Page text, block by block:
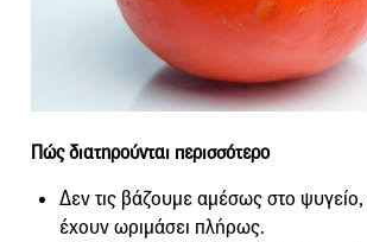
Πώς διατηρούνται περισσότερο
Δεν τις βάζουμε αμέσως στο ψυγείο,
έχουν ωριμάσει πλήρως.